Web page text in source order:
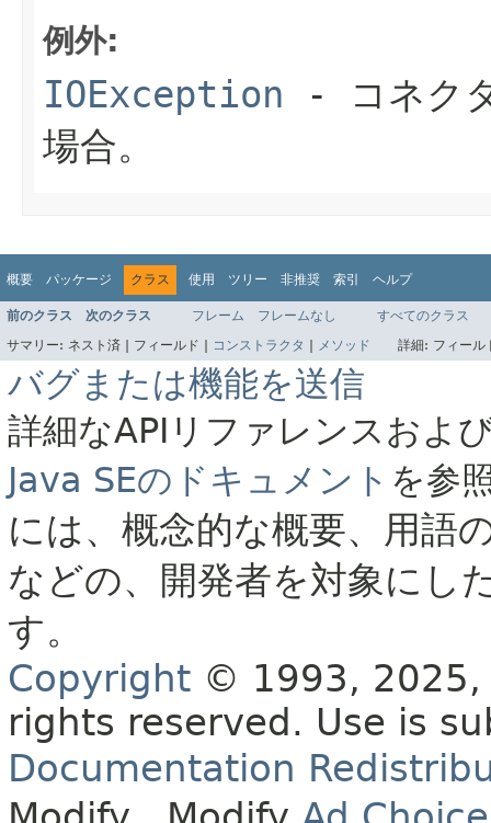
例外:
IOException - コネク
場合。
概要 パッケージ クラス 使用 ツリー 非推奨 索引 ヘルプ
前のクラス 次のクラス フレーム フレームなし
すべてのクラス
サマリー: ネスト済 | フィールド | コンストラクタ メソッド 詳細: フィー
バグまたは機能を送信
詳細なAPIリファレンスおよ
Java SEのドキュメント を参
には、概念的な概要、用語
などの、開発者を対象にし
す。
Copyright © 1993,
rights reserved. Use is
Documentation